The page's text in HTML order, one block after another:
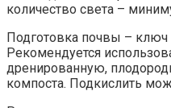
количество света –
Подготовка почвы –
Рекомендуется
дренированную,
компоста. Подкислить